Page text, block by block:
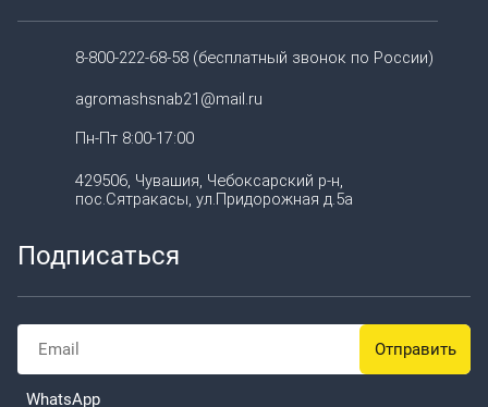
8-800-222-68-58 (бесплатный звонок по России)
agromashsnab21@mail.ru
Пн-Пт 8:00-17:00
429506, Чувашия, Чебоксарский р-н,
пос.Сятракасы, ул.Придорожная д.5а
Подписаться
WhatsApp